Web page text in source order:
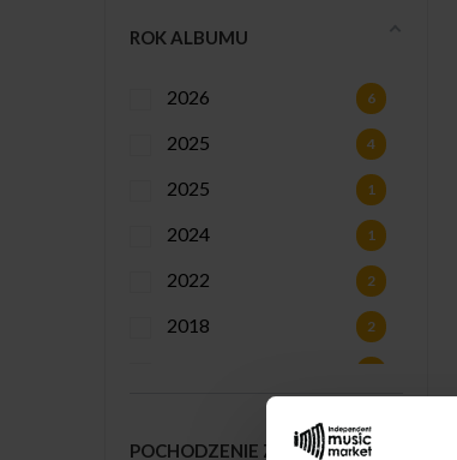
ROK ALBUMU
2026 6
2025 4
2025 1
2024 1
2022 2
2018 2
POCHODZENIE ZESPOŁU